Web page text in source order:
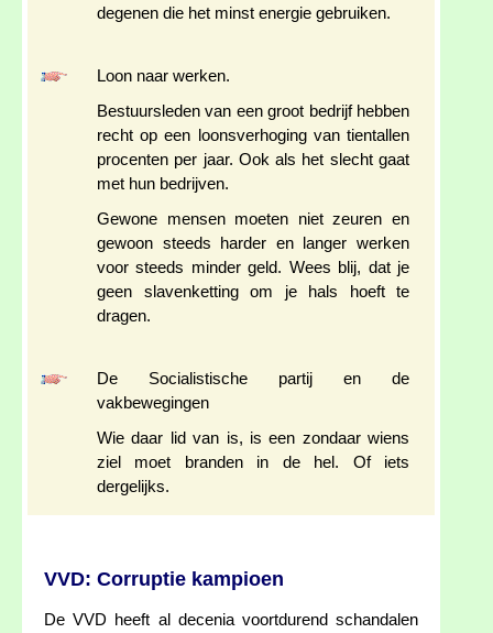
degenen die het minst energie gebruiken.
Loon naar werken.
Bestuursleden van een groot bedrijf hebben
recht op een loonsverhoging van tientallen
procenten per jaar. Ook als het slecht gaat
met hun bedrijven.
Gewone mensen moeten niet zeuren en
gewoon steeds harder en langer werken
voor steeds minder geld. Wees blij, dat je
geen slavenketting om je hals hoeft te
dragen.
De Socialistische partij en de
vakbewegingen
Wie daar lid van is, is een zondaar wiens
ziel moet branden in de hel. Of iets
dergelijks.
VVD: Corruptie kampioen
De VVD heeft al decenia voortdurend schandalen